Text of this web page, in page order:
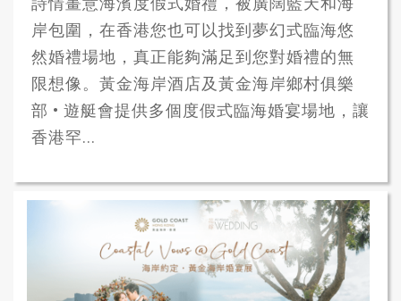
岸包圍，在香港您也可以找到夢幻式臨海悠
然婚禮場地，真正能夠滿足到您對婚禮的無
限想像。黃金海岸酒店及黃金海岸鄉村俱樂
部 • 遊艇會提供多個度假式臨海婚宴場地，讓
香港罕...